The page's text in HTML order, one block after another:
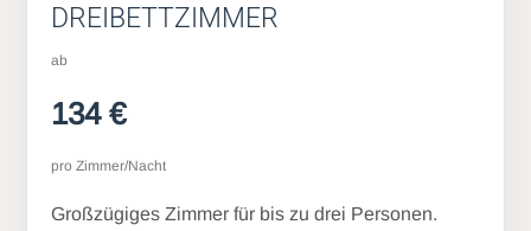
DREIBETTZIMMER
ab
134 €
pro Zimmer/Nacht
Großzügiges Zimmer für bis zu drei Personen.